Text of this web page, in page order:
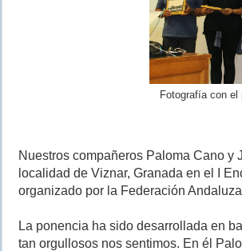
Fotografía con el
Nuestros compañeros Paloma Cano y
localidad de Viznar, Granada en el I
organizado por la Federación
La ponencia ha sido desarrollada en
tan orgullosos nos sentimos. En él